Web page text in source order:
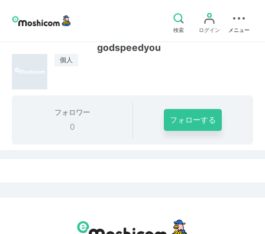
検索 ログイン メニュー
個人
godspeedyou
フォロワー
0
フォローする